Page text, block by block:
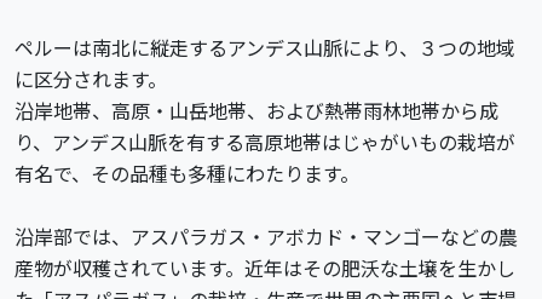
ペルーは南北に縦走するアンデス山脈により、３つの地域
に区分されます。
沿岸地帯、高原・山岳地帯、および熱帯雨林地帯から成
り、アンデス山脈を有する高原地帯はじゃがいもの栽培が
有名で、その品種も多種にわたります。
沿岸部では、アスパラガス・アボカド・マンゴーなどの農
産物が収穫されています。近年はその肥沃な土壌を生かし